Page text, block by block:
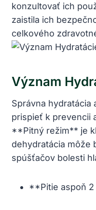
konzultovať ich‍
zaistila​ ich
celkového
Význam
Správna hydratácia
prispieť k prevencii
**Pitný režim** je
dehydratácia môže⁤
spúšťačov ⁣bolesti
**Pitie aspoň⁢